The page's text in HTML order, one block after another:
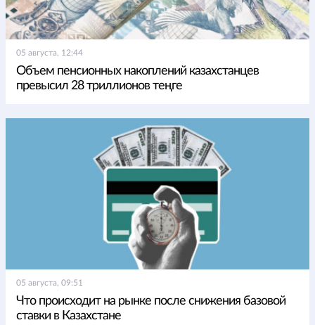
05 августа, 12:44
Объем пенсионных накоплений казахстанцев
превысил 28 триллионов теңге
05 августа, 09:51
Что происходит на рынке после снижения базовой
ставки в Казахстане